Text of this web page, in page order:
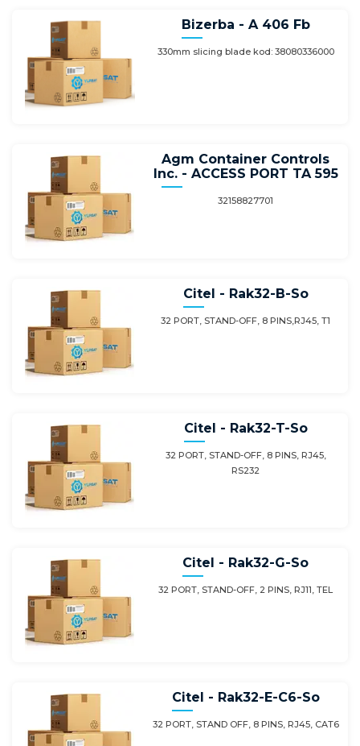
Bizerba - A 406 Fb
330mm slicing blade kod: 38080336000
Agm Container Controls
Inc. - ACCESS PORT TA 595
32158827701
Citel - Rak32-B-So
32 PORT, STAND-OFF, 8 PINS,RJ45, T1
Citel - Rak32-T-So
32 PORT, STAND-OFF, 8 PINS, RJ45,
RS232
Citel - Rak32-G-So
32 PORT, STAND-OFF, 2 PINS, RJ11, TEL
Citel - Rak32-E-C6-So
32 PORT, STAND OFF, 8 PINS, RJ45, CAT6